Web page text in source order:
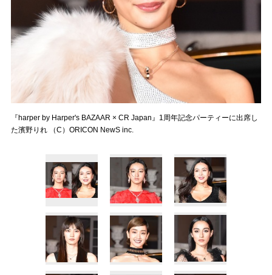
『harper by Harper's BAZAAR × CR Japan』1周年記念パーティーに出席し
た濱野りれ （C）ORICON NewS inc.